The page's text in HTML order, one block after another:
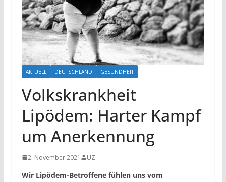
AKTUELL DEUTSCHLAND GESUNDHEIT
Volkskrankheit
Lipödem: Harter Kampf
um Anerkennung
2. November 2021 UZ
Wir Lipödem-Betroffene fühlen uns vom